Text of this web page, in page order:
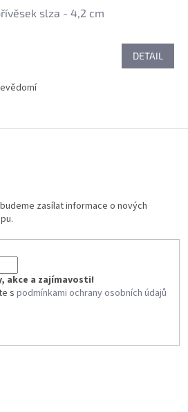
slza - 4,2 cm
DETAIL
zasílat informace o nových
akce a zajímavosti!
s podmínkami ochrany osobních údajů